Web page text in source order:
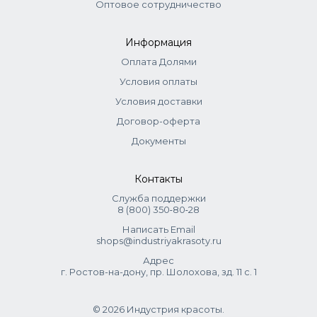
Оптовое сотрудничество
Информация
Оплата Долями
Условия оплаты
Условия доставки
Договор-оферта
Документы
Контакты
Служба поддержки
8 (800) 350‑80‑28
Написать Email
shops@industriyakrasoty.ru
Адрес
г. Ростов-на-дону, пр. Шолохова, зд. 11 с. 1
© 2026 Индустрия красоты.